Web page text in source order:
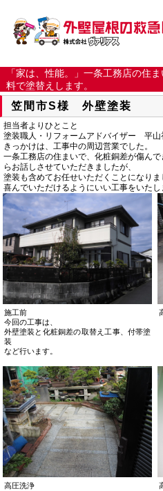
「家は、性能。」一条工務店の住
料で塗替えします。
笠間市S様 外壁塗装
担当者よりひとこと
塗装職人・リフォームアドバイザー 平山
きっかけは、工事中の周辺営業でした。
一条工務店の住まいで、化粧銅差が傷ん
らお話しさせていただきましたが、
塗装も含めてお任せいただくことになりま
喜んでいただけるようにいい工事をいたし
施工前
今回の工事は、
外壁塗装と化粧銅差の取替え工事、付帯塗
装
など行います。
高圧洗浄